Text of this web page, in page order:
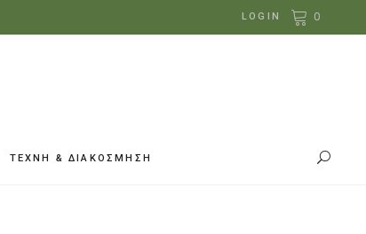
LOGIN 0
ΤΕΧΝΗ & ΔΙΑΚΟΣΜΗΣΗ